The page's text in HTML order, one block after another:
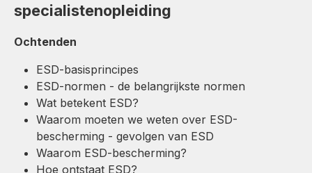
specialistenopleiding
Ochtenden
ESD-basisprincipes
ESD-normen - de belangrijkste normen
Wat betekent ESD?
Waarom moeten we weten over ESD-
bescherming - gevolgen van ESD
Waarom ESD-bescherming?
Hoe ontstaat ESD?